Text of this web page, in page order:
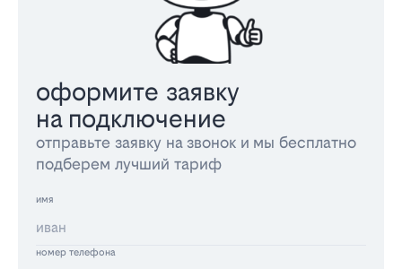
оформите заявку
на подключение
отправьте заявку на звонок и мы бесплатно
подберем лучший тариф
имя
номер телефона